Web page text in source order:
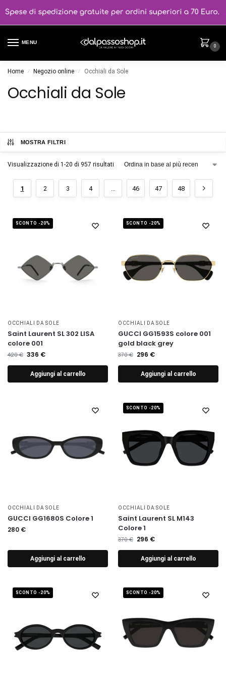
MENU
0
Home / Negozio online / Occhiali da Sole
Occhiali da Sole
MOSTRA FILTRI
Visualizzazione di 1-20 di 957 risultati
1 2 3 4 … 46 47 48
SCONTO -20%
OCCHIALI DA SOLE
Saint Laurent SL 302 LISA
colore 001
420€ 336 €
Aggiungi al carrello
SCONTO -20%
OCCHIALI DA SOLE
GUCCI GG1593S colore 001
gold black grey
370€ 296 €
Aggiungi al carrello
OCCHIALI DA SOLE
GUCCI GG1680S Colore 1
280 €
Aggiungi al carrello
SCONTO -20%
OCCHIALI DA SOLE
Saint Laurent SL M143
Colore 1
370€ 296 €
Aggiungi al carrello
SCONTO -20% SCONTO -20%